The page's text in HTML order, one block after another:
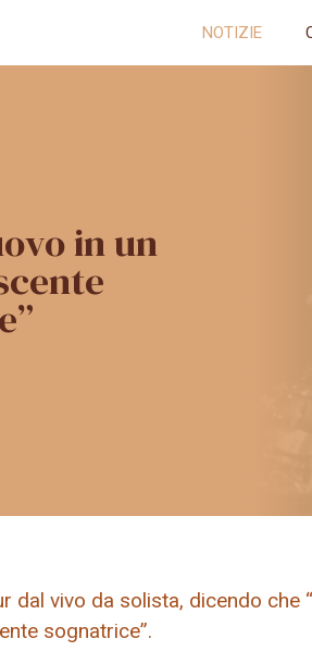
NOTIZIE
in un
vivo da solista, dicendo che
sognatrice”.